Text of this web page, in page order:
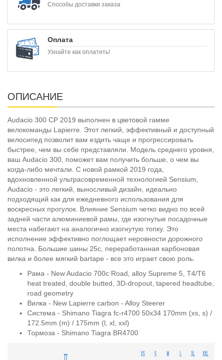
Способы доставки заказа
Оплата
Узнайте как оплатить!
ОПИСАНИЕ
Audacio 300 CP 2019 выполнен в цветовой гамме
велокоманды Lapierre. Этот легкий, эффективный и доступный
велосипед позволит вам ездить чаще и прогрессировать
быстрее, чем вы себе представляли. Модель среднего уровня,
ваш Audacio 300, поможет вам получить больше, о чем вы
когда-либо мечтали. С новой рамкой 2019 года,
вдохновленной ультрасовременной технологией Sensium,
Audacio - это легкий, выносливый дизайн, идеально
подходящий как для ежедневного использования для
воскресных прогулок. Влияние Sensium четко видно по всей
задней части алюминиевой рамы, где изогнутые посадочные
места набегают на аналогично изогнутую топку. Это
исполнение эффективно поглощает неровности дорожного
полотна. Большие шины 25c, переработанная карбоновая
вилка и более мягкий bartape - все это играет свою роль.
Рама - New Audacio 700c Road, alloy Supreme 5, T4/T6
heat treated, double butted, 3D-dropout, tapered headtube,
road geometry
Вилка - New Lapierre carbon - Alloy Steerer
Система - Shimano Tiagra fc-r4700 50x34 170mm (xs, s) /
172.5mm (m) / 175mm (l, xl, xxl)
Тормоза - Shimano Tiagra BR4700